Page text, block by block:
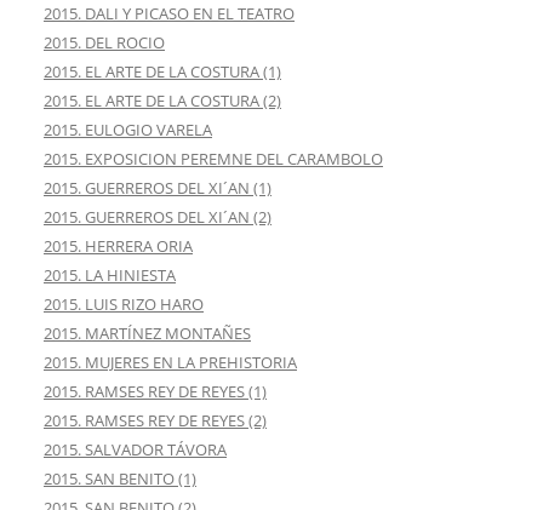
2015. DALI Y PICASO EN EL TEATRO
2015. DEL ROCIO
2015. EL ARTE DE LA COSTURA (1)
2015. EL ARTE DE LA COSTURA (2)
2015. EULOGIO VARELA
2015. EXPOSICION PEREMNE DEL CARAMBOLO
2015. GUERREROS DEL XI´AN (1)
2015. GUERREROS DEL XI´AN (2)
2015. HERRERA ORIA
2015. LA HINIESTA
2015. LUIS RIZO HARO
2015. MARTÍNEZ MONTAÑES
2015. MUJERES EN LA PREHISTORIA
2015. RAMSES REY DE REYES (1)
2015. RAMSES REY DE REYES (2)
2015. SALVADOR TÁVORA
2015. SAN BENITO (1)